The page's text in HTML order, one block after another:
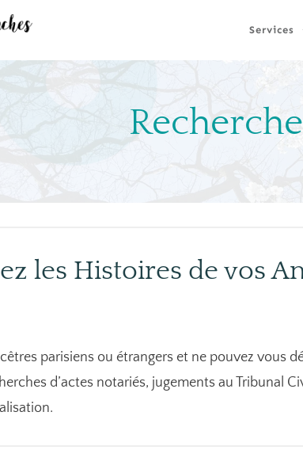
Services
les Histoires de vos
parisiens ou étrangers et ne pouvez vous
d’actes notariés, jugements au Tribunal